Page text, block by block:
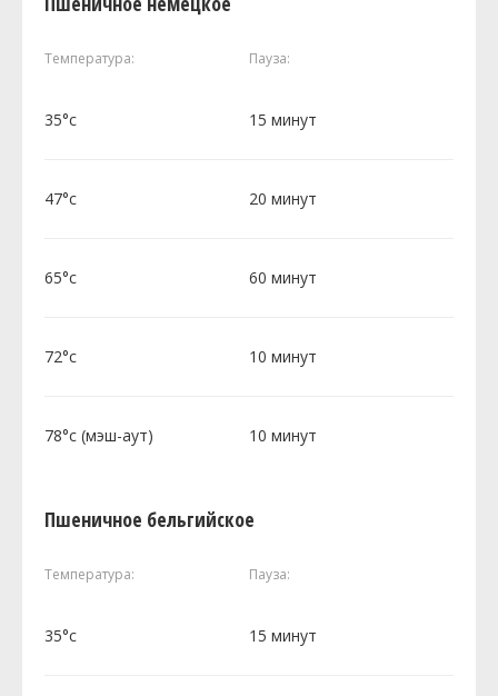
Температура: Пауза:
35°c 15 минут
47°c 20 минут
65°c 60 минут
72°c 10 минут
78°c (мэш-аут) 10 минут
Пшеничное бельгийское
Температура: Пауза:
35°c 15 минут